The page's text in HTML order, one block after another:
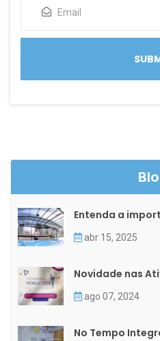
Entenda a
abr 15, 2025
Novidade nas
ago 07, 2024
No Tempo